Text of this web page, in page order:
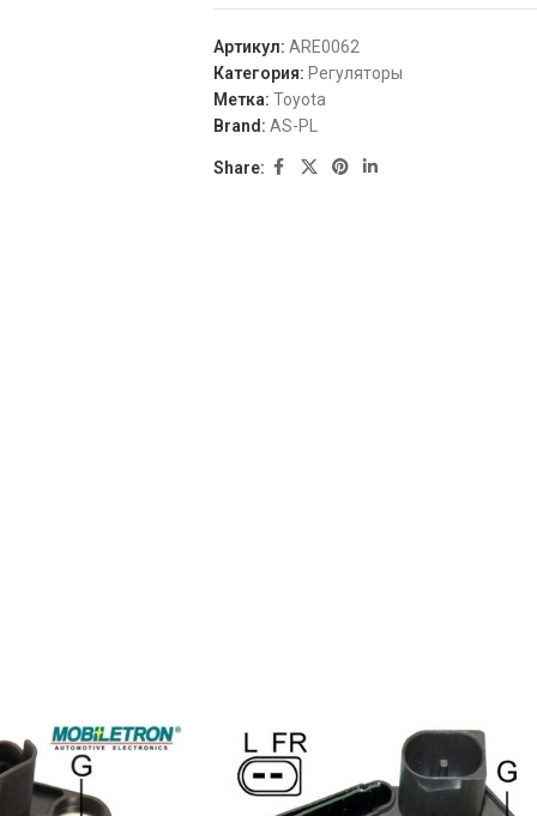
Артикул: ARE0062
Категория: Регуляторы
Метка: Toyota
Brand: AS-PL
Share:
277020B010